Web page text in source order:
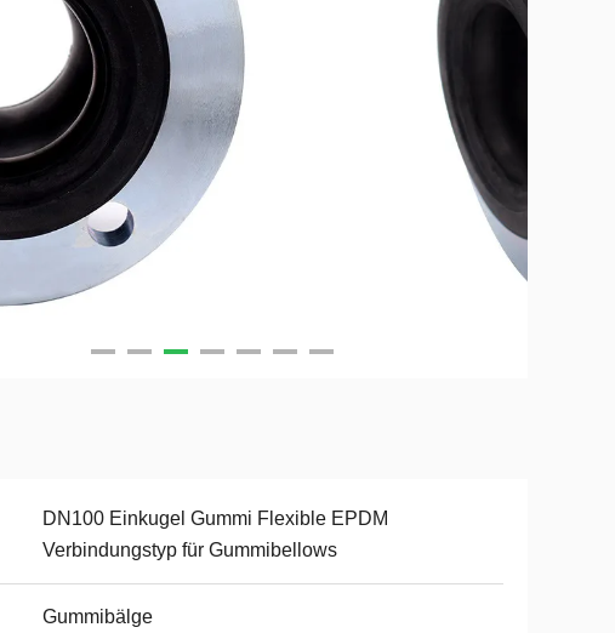
DN100 Einkugel Gummi Flexible EPDM
Verbindungstyp für Gummibellows
Gummibälge